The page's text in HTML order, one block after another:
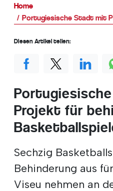
Home
Portugiesische Stadt mit
Projekt für
Sechzig
Behinderung aus
Viseu nehmen an
Diesen Artikel teilen: